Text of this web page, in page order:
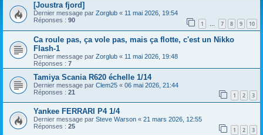
[Joustra fjord]
Dernier message par Zorglub « 11 mai 2026, 19:54
Réponses : 90 1 … 7 8 9 10
Ca roule pas, ça vole pas, mais ça flotte, c'est un Nikko
Flash-1
Dernier message par Zorglub « 11 mai 2026, 19:48
Réponses : 7
Tamiya Scania R620 échelle 1/14
Dernier message par Clem25 « 06 mai 2026, 21:44
Réponses : 21 1 2 3
Yankee FERRARI P4 1/4
Dernier message par Steve Warson « 21 mars 2026, 12:55
Réponses : 25 1 2 3